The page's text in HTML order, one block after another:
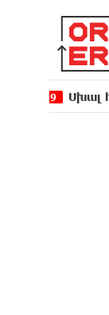
հարցից